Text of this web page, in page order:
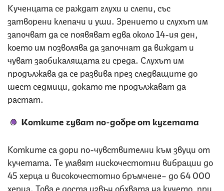
Кученцата се раждат глухи и слепи, със
затворени клепачи и уши. Зрението и слухът им
започват да се появяват едва около 14-ия ден,
което им позволява да започнат да виждат и
чуват заобикалящата ги среда. Слухът им
продължава да се развива през следващите до
шест седмици, докато те продължават да
растат.
Котките чуват по-добре от кучетата
Котките са дори по-чувствителни към звуци от
кучетата. Те улавят нискочестотни вибрации до
45 херца и високочестотно бръмчене– до 64 000
херца. Това е доста извън обхвата на кучето, при